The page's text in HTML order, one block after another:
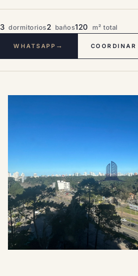
3 dormitorios2 baños120 m² total
WHATSAPP →